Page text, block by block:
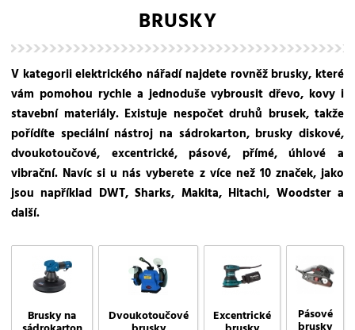
BRUSKY
V kategorii elektrického nářadí najdete rovněž brusky, které
vám pomohou rychle a jednoduše vybrousit dřevo, kovy i
stavební materiály. Existuje nespočet druhů brusek, takže
pořídíte speciální nástroj na sádrokarton, brusky diskové,
dvoukotoučové, excentrické, pásové, přímé, úhlové a
vibrační. Navíc si u nás vyberete z více než 10 značek, jako
jsou například DWT, Sharks, Makita, Hitachi, Woodster a
další.
Brusky na Dvoukotoučové Excentrické Pásové